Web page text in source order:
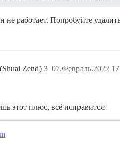
не работает. Попробуйте
(Shuai Zend) 07.Февраль.2022
3
этот плюс, всё исправится: